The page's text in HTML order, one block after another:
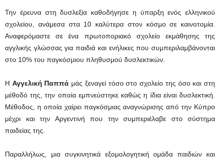
Την έρευνα στη δυσλεξία καθοδήγησε η ύπαρξη ενός ελληνικού
σχολείου, ανάμεσα στα 10 καλύτερα στον κόσμο σε καινοτομία.
Αναφερόμαστε σε ένα πρωτοποριακό σχολείο εκμάθησης της
αγγλικής γλώσσας για παιδιά και ενήλικες που συμπεριλαμβάνονται
στο 10% του παγκόσμιου πληθυσμού δυσλεκτικών.
Η Αγγελική Παππά μάς ξεναγεί τόσο στο σχολείο της όσο και στη
μέθοδό της, την οποία εμπνεύστηκε καθώς η ίδια είναι δυσλεκτική.
Μέθοδος, η οποία χαίρει παγκόσμιας αναγνώρισης από την Κύπρο
μέχρι και την Αργεντινή που την συμπεριέλαβε στο σύστημα
παιδείας της.
Παραλλήλως, μια συγκινητικά εξομολογητική ομάδα παιδιών και